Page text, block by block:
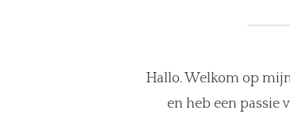
Hallo. Welkom op
en heb een passie